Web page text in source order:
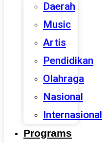
Daerah
Music
Artis
Pendidikan
Olahraga
Nasional
Internasional
Programs